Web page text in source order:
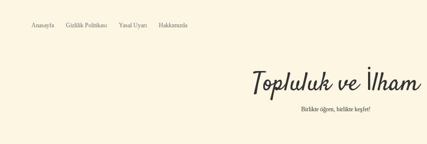
Anasayfa Gizlilik Politikası Yasal Uyarı Hakkımızda
Topluluk ve İlham
Birlikte öğren, birlikte keşfet!